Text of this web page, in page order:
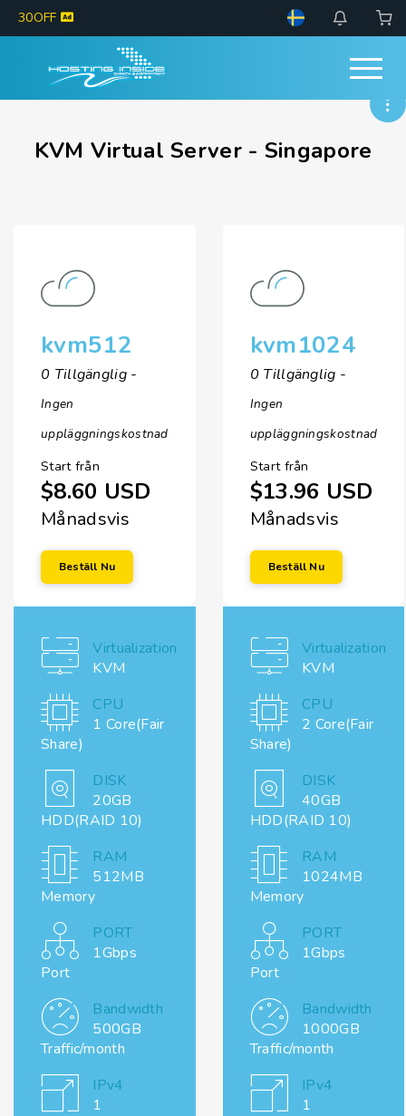
30OFF
KVM Virtual Server - Singapore
kvm512
0 Tillgänglig -
Ingen
uppläggningskostnad
Start från
$8.60 USD
Månadsvis
Beställ Nu
Virtualization
KVM
CPU
1 Core(Fair
Share)
DISK
20GB
HDD(RAID 10)
RAM
512MB
Memory
PORT
1Gbps
Port
Bandwidth
500GB
Traffic/month
IPv4
1
kvm1024
0 Tillgänglig -
Ingen
uppläggningskostnad
Start från
$13.96 USD
Månadsvis
Beställ Nu
Virtualization
KVM
CPU
2 Core(Fair
Share)
DISK
40GB
HDD(RAID 10)
RAM
1024MB
Memory
PORT
1Gbps
Port
Bandwidth
1000GB
Traffic/month
IPv4
1